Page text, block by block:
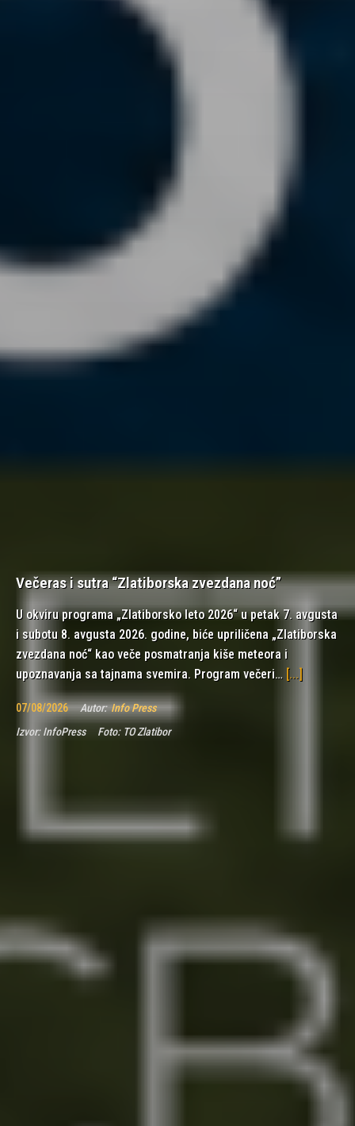
Večeras i sutra “Zlatiborska zvezdana noć”
U okviru programa „Zlatiborsko leto 2026“ u petak 7. avgusta
i subotu 8. avgusta 2026. godine, biće upriličena „Zlatiborska
zvezdana noć“ kao veče posmatranja kiše meteora i
upoznavanja sa tajnama svemira. Program večeri… [...]
07/08/2026 Autor: Info Press
Izvor:InfoPress Foto: TO Zlatibor